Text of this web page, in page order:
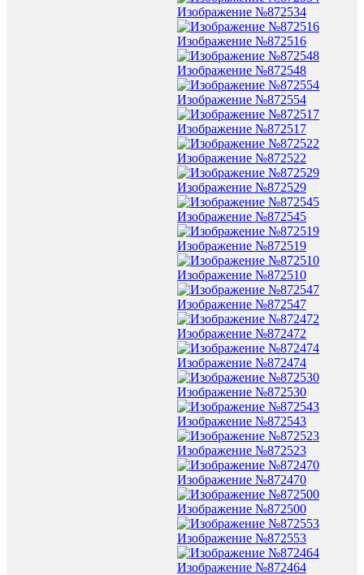
Изображение №872534
Изображение №872516
Изображение №872548
Изображение №872554
Изображение №872517
Изображение №872522
Изображение №872529
Изображение №872545
Изображение №872519
Изображение №872510
Изображение №872547
Изображение №872472
Изображение №872474
Изображение №872530
Изображение №872543
Изображение №872523
Изображение №872470
Изображение №872500
Изображение №872553
Изображение №872464